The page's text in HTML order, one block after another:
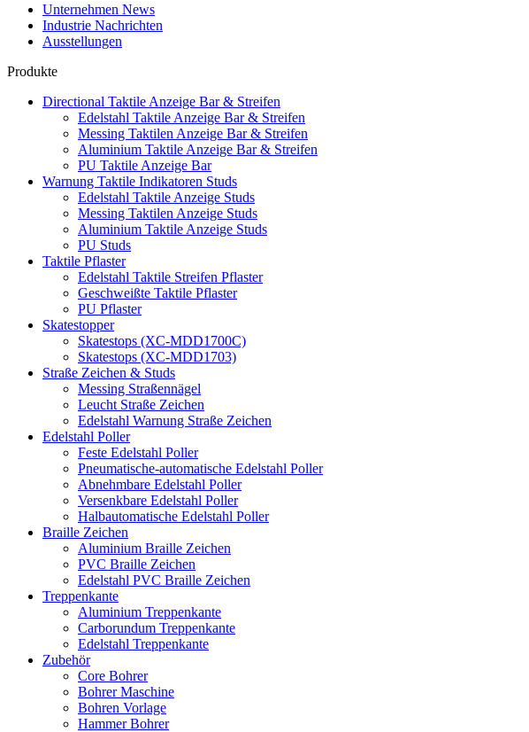
Unternehmen News
Industrie Nachrichten
Ausstellungen
Produkte
Directional Taktile Anzeige Bar & Streifen
Edelstahl Taktile Anzeige Bar & Streifen
Messing Taktilen Anzeige Bar & Streifen
Aluminium Taktile Anzeige Bar & Streifen
PU Taktile Anzeige Bar
Warnung Taktile Indikatoren Studs
Edelstahl Taktile Anzeige Studs
Messing Taktilen Anzeige Studs
Aluminium Taktile Anzeige Studs
PU Studs
Taktile Pflaster
Edelstahl Taktile Streifen Pflaster
Geschweißte Taktile Pflaster
PU Pflaster
Skatestopper
Skatestops (XC-MDD1700C)
Skatestops (XC-MDD1703)
Straße Zeichen & Studs
Messing Straßennägel
Leucht Straße Zeichen
Edelstahl Warnung Straße Zeichen
Edelstahl Poller
Feste Edelstahl Poller
Pneumatische-automatische Edelstahl Poller
Abnehmbare Edelstahl Poller
Versenkbare Edelstahl Poller
Halbautomatische Edelstahl Poller
Braille Zeichen
Aluminium Braille Zeichen
PVC Braille Zeichen
Edelstahl PVC Braille Zeichen
Treppenkante
Aluminium Treppenkante
Carborundum Treppenkante
Edelstahl Treppenkante
Zubehör
Core Bohrer
Bohrer Maschine
Bohren Vorlage
Hammer Bohrer